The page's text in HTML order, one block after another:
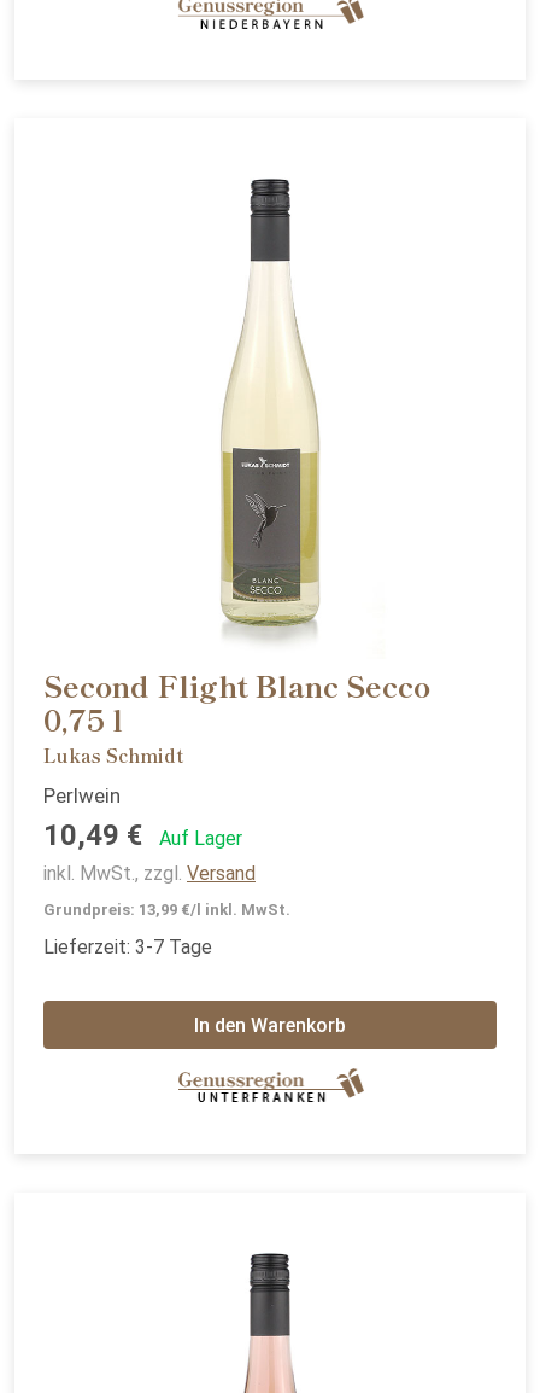
Second Flight Blanc Secco
0,75 l
Lukas Schmidt
Perlwein
10,49 €
Auf Lager
inkl. MwSt., zzgl. Versand
Grundpreis: 13,99 €/l inkl. MwSt.
Lieferzeit: 3-7 Tage
In den Warenkorb